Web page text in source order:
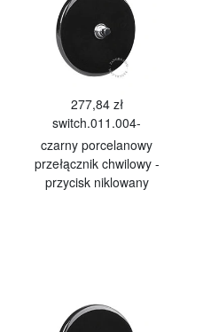
277,84 zł
switch.011.004-
czarny porcelanowy
przełącznik chwilowy -
przycisk niklowany